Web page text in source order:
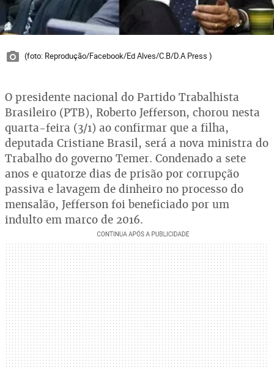
(foto: Reprodução/Facebook/Ed Alves/C.B/D.A Press )
O presidente nacional do Partido Trabalhista
Brasileiro (PTB), Roberto Jefferson, chorou nesta
quarta-feira (3/1) ao confirmar que a filha,
deputada Cristiane Brasil, será a nova ministra do
Trabalho do governo Temer. Condenado a sete
anos e quatorze dias de prisão por corrupção
passiva e lavagem de dinheiro no processo do
mensalão, Jefferson foi beneficiado por um
indulto em março de 2016.